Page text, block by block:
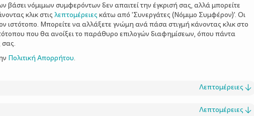
βάσει νόμιμων συμφερόντων δεν απαιτεί την έγκρισή σας, αλλά μπορείτε
κλικ στις λεπτομέρειες κάτω από 'Συνεργάτες (Νόμιμο Συμφέρον)'. Οι
ιστότοπο. Μπορείτε να αλλάξετε γνώμη ανά πάσα στιγμή κάνοντας κλικ στο
που θα ανοίξει το παράθυρο επιλογών διαφημίσεων, όπου πάντα
σας.
Πολιτική Απορρήτου.
Λεπτομέρειες ↓
Λεπτομέρειες ↓